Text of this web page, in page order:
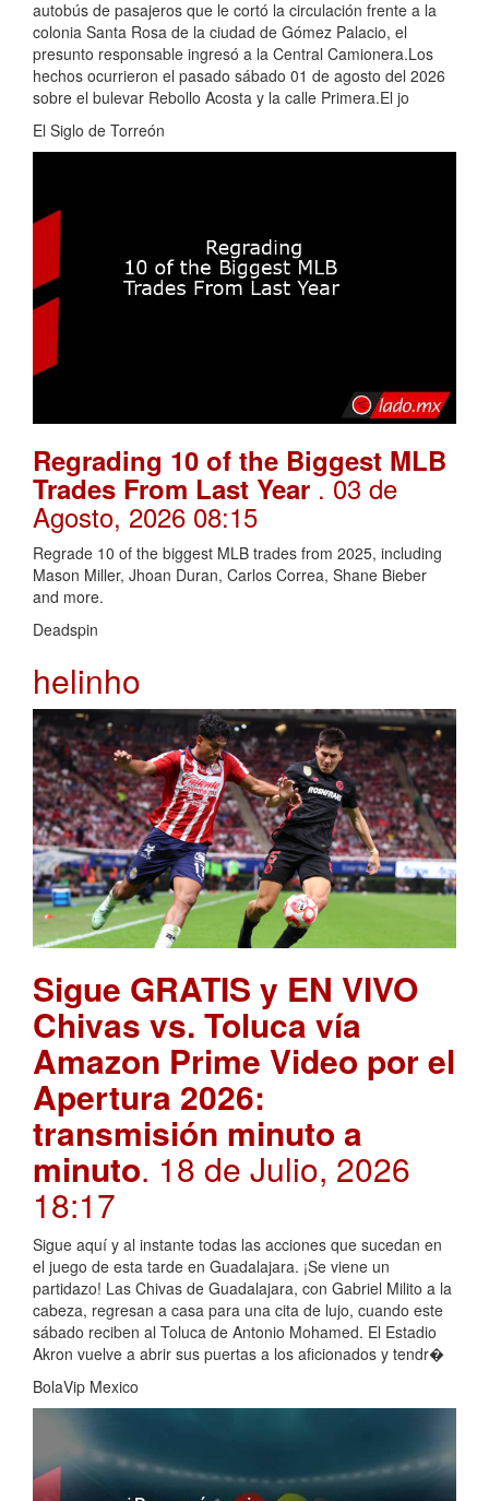
autobús de pasajeros que le cortó la circulación frente a la
colonia Santa Rosa de la ciudad de Gómez Palacio, el
presunto responsable ingresó a la Central Camionera.Los
hechos ocurrieron el pasado sábado 01 de agosto del 2026
sobre el bulevar Rebollo Acosta y la calle Primera.El jo
El Siglo de Torreón
Regrading 10 of the Biggest MLB
Trades From Last Year. 03 de
Agosto, 2026 08:15
Regrade 10 of the biggest MLB trades from 2025, including
Mason Miller, Jhoan Duran, Carlos Correa, Shane Bieber
and more.
Deadspin
helinho
Sigue GRATIS y EN VIVO
Chivas vs. Toluca vía
Amazon Prime Video por el
Apertura 2026:
transmisión minuto a
minuto. 18 de Julio, 2026
18:17
Sigue aquí y al instante todas las acciones que sucedan en
el juego de esta tarde en Guadalajara. ¡Se viene un
partidazo! Las Chivas de Guadalajara, con Gabriel Milito a la
cabeza, regresan a casa para una cita de lujo, cuando este
sábado reciben al Toluca de Antonio Mohamed. El Estadio
Akron vuelve a abrir sus puertas a los aficionados y tendr�
BolaVip Mexico